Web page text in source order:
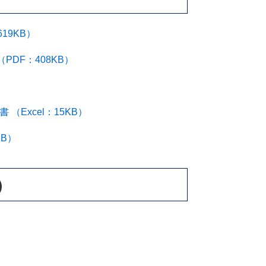
）
：408KB）
（Excel：15KB）
）